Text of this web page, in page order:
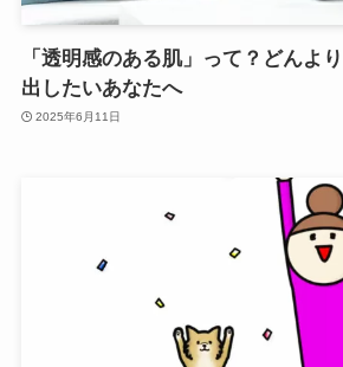
「透明感のある肌」って？どんよ
出したいあなたへ
2025年6月11日